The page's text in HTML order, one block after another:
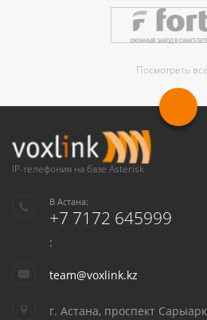
Посмотреть все
IP-телефония на базе Asterisk
В Астана:
+7 7172 645999
:
team@voxlink.kz
г. Астана, проспект